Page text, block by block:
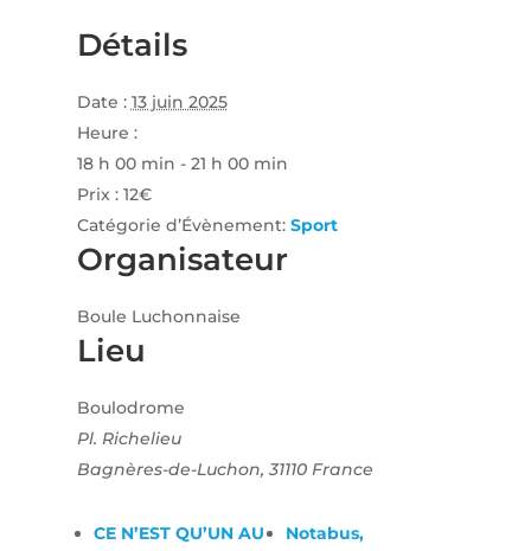
Détails
Date : 13 juin 2025
Heure :
18 h 00 min - 21 h 00 min
Prix : 12€
Catégorie d’Évènement: Sport
Lieu
Boulodrome
Pl. Richelieu
Bagnères-de-Luchon, 31110 France
Organisateur
Boule Luchonnaise
CE N’EST QU’UN AU
Notabus,